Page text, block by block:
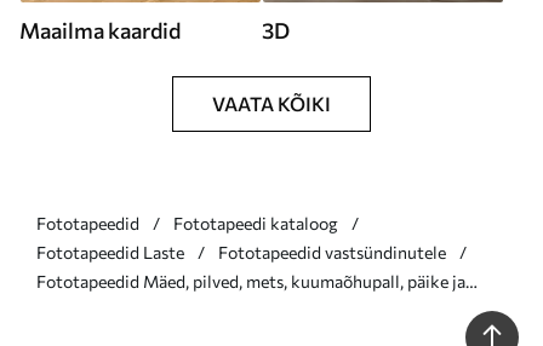
Maailma kaardid 3D
VAATA KÕIKI
Fototapeedid
Fototapeedi kataloog
Fototapeedid Laste
Fototapeedid vastsündinutele
Fototapeedid Mäed, pilved, mets, kuumaõhupall, päike ja